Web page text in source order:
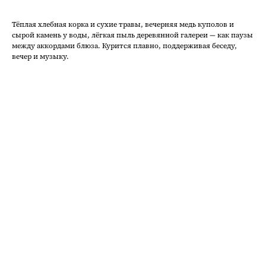
Тёплая хлебная корка и сухие травы, вечерняя медь куполов и
сырой камень у воды, лёгкая пыль деревянной галереи — как паузы
между аккордами блюза. Курится плавно, поддерживая беседу,
вечер и музыку.